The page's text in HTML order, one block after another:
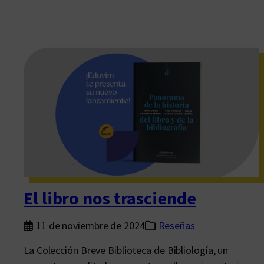
El libro nos trasciende
11 de noviembre de 2024
Reseñas
La Colección Breve Biblioteca de Bibliología, un